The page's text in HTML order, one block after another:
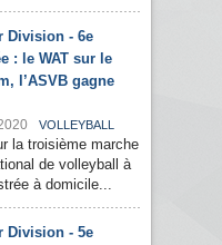
Division - 6e
: le WAT sur le
l’ASVB gagne
VOLLEYBALL
la troisième marche
de volleyball à
à domicile...
Division - 5e